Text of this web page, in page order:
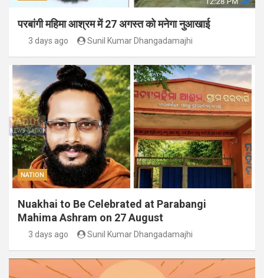
परबांगी महिमा आश्रम में 27 अगस्त को मनेगा नुआखाई
3 days ago Sunil Kumar Dhangadamajhi
NATION
Nuakhai to Be Celebrated at Parabangi
Mahima Ashram on 27 August
3 days ago Sunil Kumar Dhangadamajhi